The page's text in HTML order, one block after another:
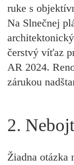
ruke s
Na Slnečnej
čerstvý víťaz
AR 2024.
zárukou
2.
Žiadna otázka